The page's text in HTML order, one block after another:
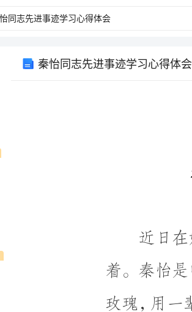
秦怡同志先进事迹学习心得体会